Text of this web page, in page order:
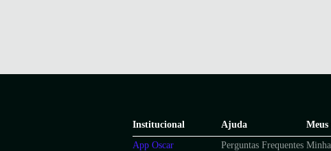
Institucional
App Oscar
Ajuda
Perguntas Frequentes
Meus